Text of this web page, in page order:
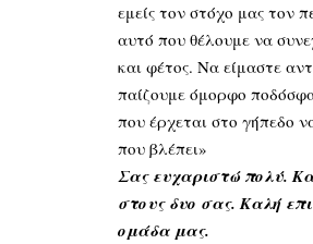
εμείς τον στόχο μας τον
αυτό που θέλουμε να
και φέτος. Να είμαστε
παίζουμε όμορφο
που έρχεται στο γήπεδο
που βλέπει»
Σας ευχαριστώ πολύ.
στους δυο σας. Καλή
ομάδα μας.